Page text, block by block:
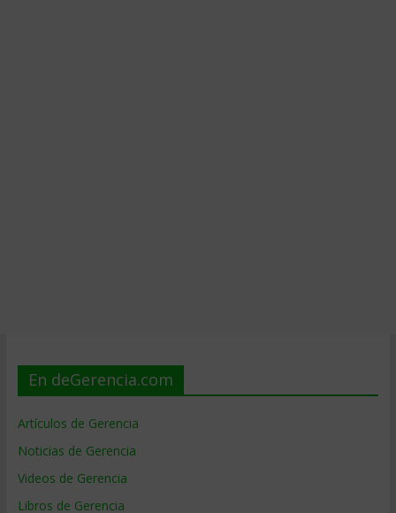
En deGerencia.com
Artículos de Gerencia
Noticias de Gerencia
Videos de Gerencia
Libros de Gerencia